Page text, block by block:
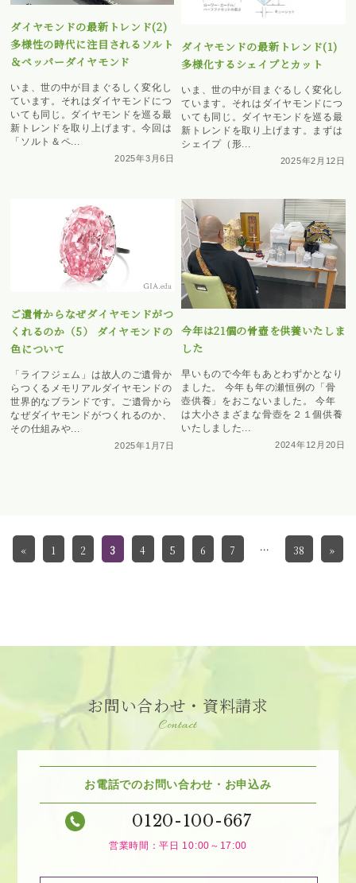
ダイヤモンドの最新トレンド(2)
多様性の時代に注目されるソルト
＆ペッパーダイヤモンド
いま、世の中が目まぐるしく変化し
ています。それはダイヤモンドにつ
いても同じ。ダイヤモンドを巡る最
新トレンドを取り上げます。今回は
「ソルト＆ペ...
2025年3月6日
ダイヤモンドの最新トレンド(1)
多様化するシェイプとカット
いま、世の中が目まぐるしく変化し
ています。それはダイヤモンドにつ
いても同じ。ダイヤモンドを巡る最
新トレンドを取り上げます。まずは
シェイプ（形...
2025年2月12日
ご遺骨からなぜダイヤモンドがつ
くれるのか（5） ダイヤモンドの
色について
「ライフジェム」は故人のご遺骨か
らつくるメモリアルダイヤモンドの
世界的なブランドです。ご遺骨から
なぜダイヤモンドがつくれるのか、
その仕組みや...
2025年1月7日
今年は21個の骨壺を供養いたしま
した
早いもので今年もあとわずかとなり
ました。 今年も年の瀬恒例の「骨
壺供養」をおこないました。 今年
は大小さまざまな骨壺を２１個供養
いたしました...
2024年12月20日
« 1 2 3 4 5 6 7 … 38 »
お問い合わせ・資料請求
Contact
お電話でのお問い合わせ・お申込み
0120-100-667
営業時間：平日 10:00～17:00